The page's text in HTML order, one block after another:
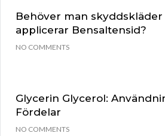
Behöver man
applicerar Bensaltensid?
NO COMMENTS
Glycerin Glycerol:
Fördelar
NO COMMENTS